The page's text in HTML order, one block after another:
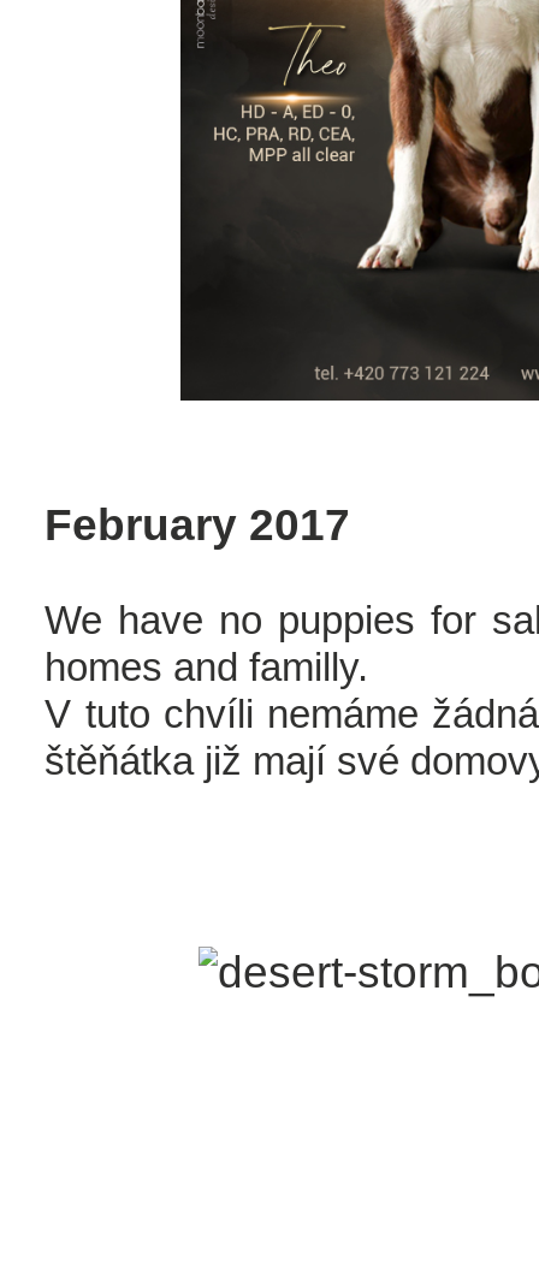
February 2017
We have no puppies for
homes and familly.
V tuto chvíli nemáme
štěňátka již mají své